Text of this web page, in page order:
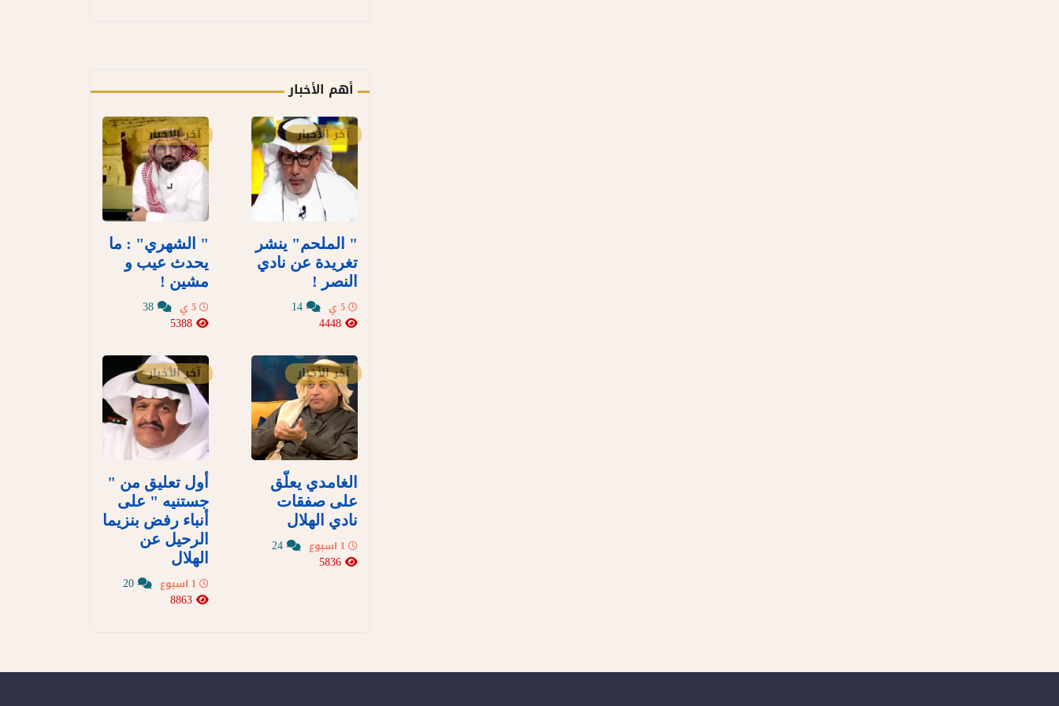
أهم الأخبار
آخر الأخبار
" الملحم" ينشر
تغريدة عن نادي
النصر !
آخر الأخبار
" الشهري" : ما
يحدث عيب و
مشين !
آخر الأخبار
الغامدي يعلّق
على صفقات
نادي الهلال
آخر الأخبار
أول تعليق من "
جستنيه " على
أنباء رفض بنزيما
الرحيل عن
الهلال